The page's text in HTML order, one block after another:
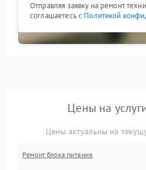
Отправляя заявку на ремонт
соглашаетесь с Политикой
Цены на
Цены актуальны на
Ремонт блока питания